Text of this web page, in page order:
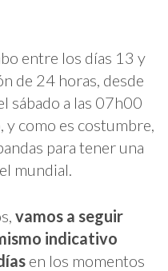
entre los días 13 y
de 24 horas, desde
sábado a las 07h00
como es costumbre,
para tener una
mundial.
vamos a seguir
indicativo
en los momentos